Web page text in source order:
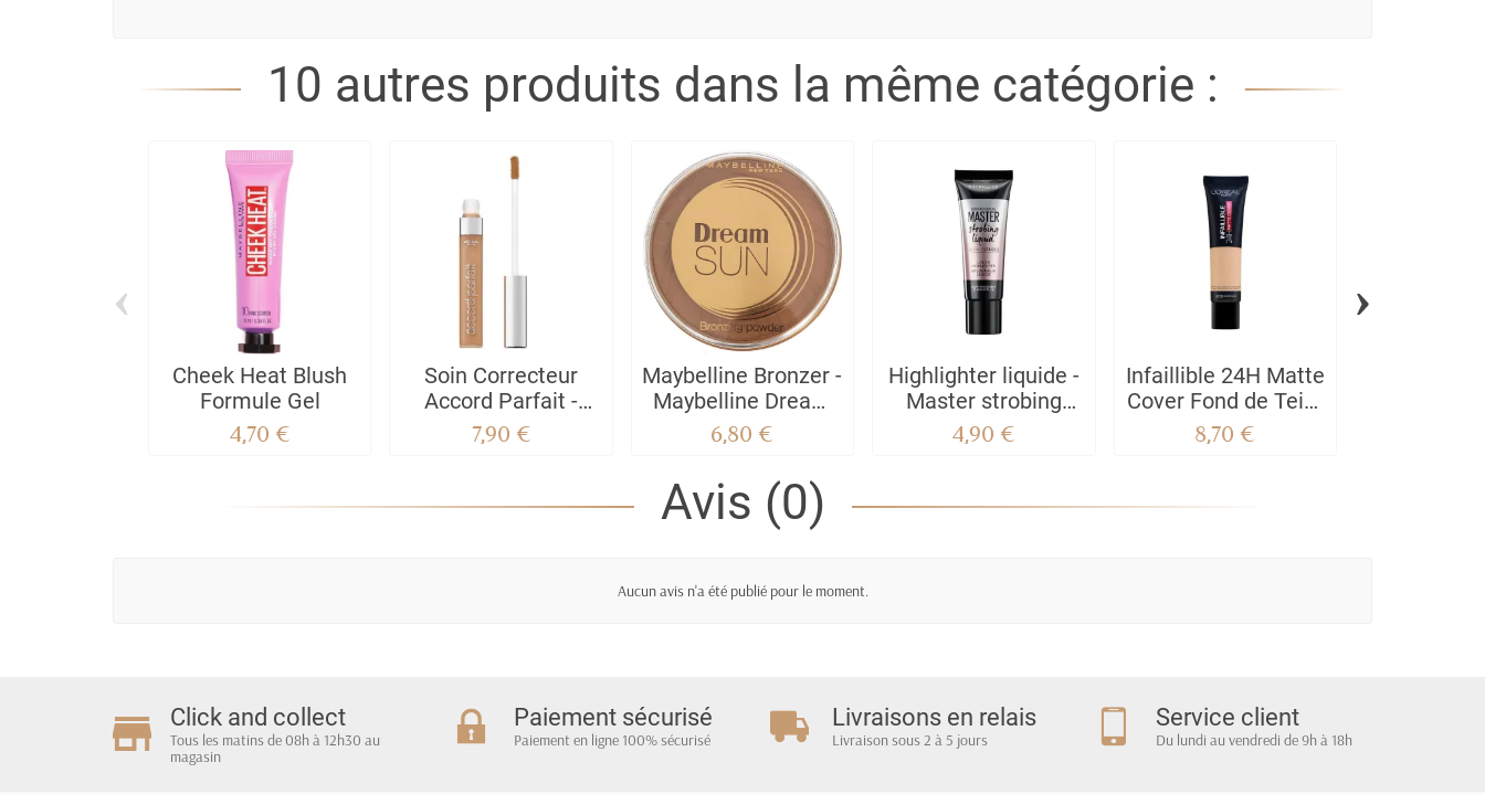
10 autres produits dans la même catégorie :
Cheek Heat Blush
Formule Gel
4,70 €
Soin Correcteur
Accord Parfait -
7D/W Ambre Doré
7,90 €
Maybelline Bronzer -
Maybelline Dream
Sun Polvos
Bronceadores
6,80 €
Highlighter liquide -
Master strobing
liquid
4,90 €
Infaillible 24H Matte
Cover Fond de Teint
Haute Couvrance
Matiifiant
8,70 €
‹ ›
Avis (0)
Aucun avis n'a été publié pour le moment.
Click and collect
Tous les matins de 08h à 12h30 au
magasin
Paiement sécurisé
Paiement en ligne 100% sécurisé
Livraisons en relais
Livraison sous 2 à 5 jours
Service client
Du lundi au vendredi de 9h à 18h